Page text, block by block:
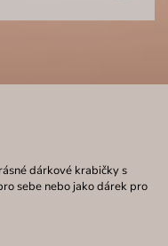
dárkové krabičky s
sebe nebo jako dárek pro